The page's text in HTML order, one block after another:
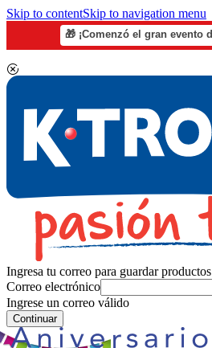
Skip to contentSkip to navigation menu
🎁 ¡Comenzó el gran evento
Ingresa tu correo para guardar
Correo electrónico
Ingrese un correo válido
Continuar